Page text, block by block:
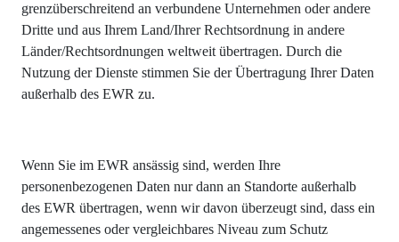
grenzüberschreitend an verbundene Unternehmen oder andere
Dritte und aus Ihrem Land/Ihrer Rechtsordnung in andere
Länder/Rechtsordnungen weltweit übertragen. Durch die
Nutzung der Dienste stimmen Sie der Übertragung Ihrer Daten
außerhalb des EWR zu.
Wenn Sie im EWR ansässig sind, werden Ihre
personenbezogenen Daten nur dann an Standorte außerhalb
des EWR übertragen, wenn wir davon überzeugt sind, dass ein
angemessenes oder vergleichbares Niveau zum Schutz